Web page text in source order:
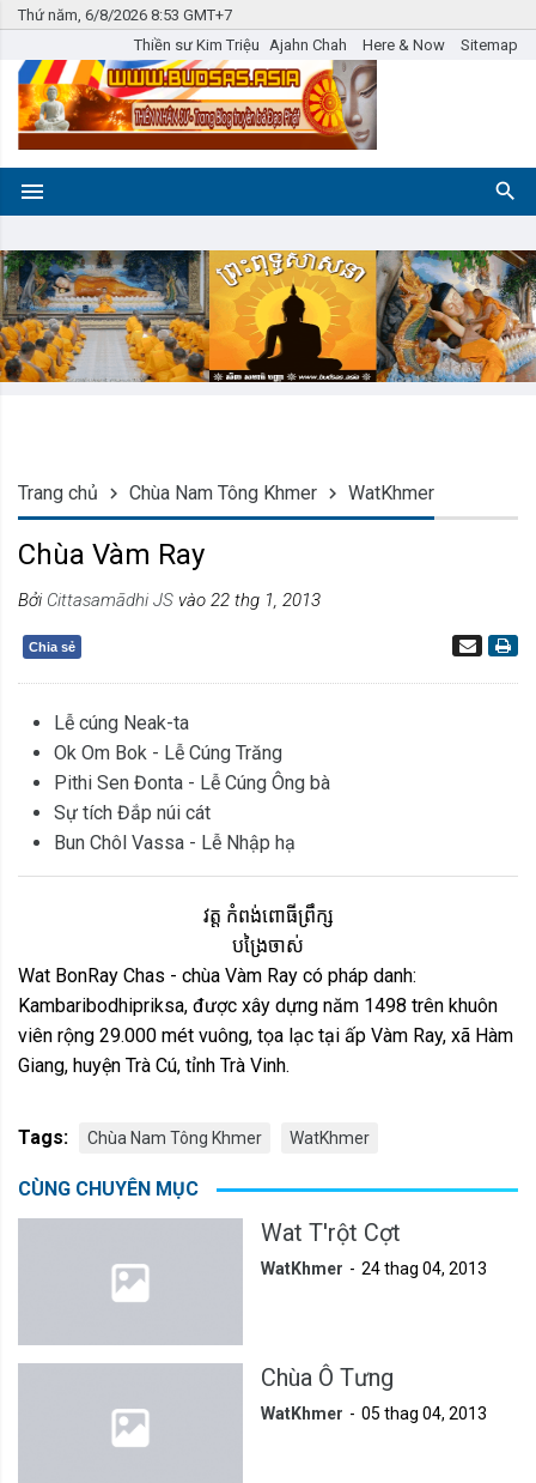
Thứ năm, 6/8/2026 8:53 GMT+7
Thiền sư Kim Triệu Ajahn Chah Here & Now Sitemap
Trang chủ Chùa Nam Tông Khmer WatKhmer
Chùa Vàm Ray
Bởi Cittasamādhi JS vào 22 thg 1, 2013
Chia sẻ
Lễ cúng Neak-ta
Ok Om Bok - Lễ Cúng Trăng
Pithi Sen Đonta - Lễ Cúng Ông bà
Sự tích Đắp núi cát
Bun Chôl Vassa - Lễ Nhập hạ
វត្ត កំពង់ពោធីព្រឹក្ស
បង្រៃចាស់
Wat BonRay Chas - chùa Vàm Ray có pháp danh:
Kambaribodhipriksa, được xây dựng năm 1498 trên khuôn
viên rộng 29.000 mét vuông, tọa lạc tại ấp Vàm Ray, xã Hàm
Giang, huyện Trà Cú, tỉnh Trà Vinh.
Tags: Chùa Nam Tông Khmer WatKhmer
CÙNG CHUYÊN MỤC
Wat T'rột Cợt
WatKhmer 24 thag 04, 2013
Chùa Ô Tưng
WatKhmer 05 thag 04, 2013